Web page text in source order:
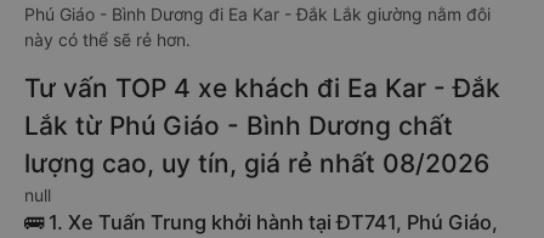
Phú Giáo - Bình Dương đi Ea Kar - Đắk Lắk giường nằm đôi
này có thể sẽ rẻ hơn.
Tư vấn TOP 4 xe khách đi Ea Kar - Đắk
Lắk từ Phú Giáo - Bình Dương chất
lượng cao, uy tín, giá rẻ nhất 08/2026
null
🚌 1. Xe Tuấn Trung khởi hành tại ĐT741, Phú Giáo,